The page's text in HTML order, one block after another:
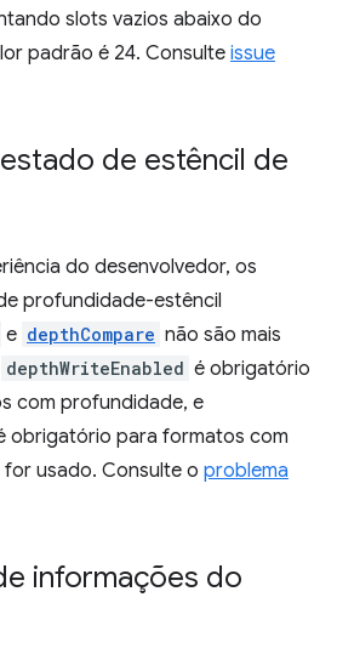
slots vazios abaixo do
padrão é 24. Consulte issue
de estêncil de
do desenvolvedor, os
profundidade-estêncil
e depthCompare não são mais
depthWriteEnabled é obrigatório
com profundidade, e
obrigatório para formatos com
usado. Consulte o problema
informações do